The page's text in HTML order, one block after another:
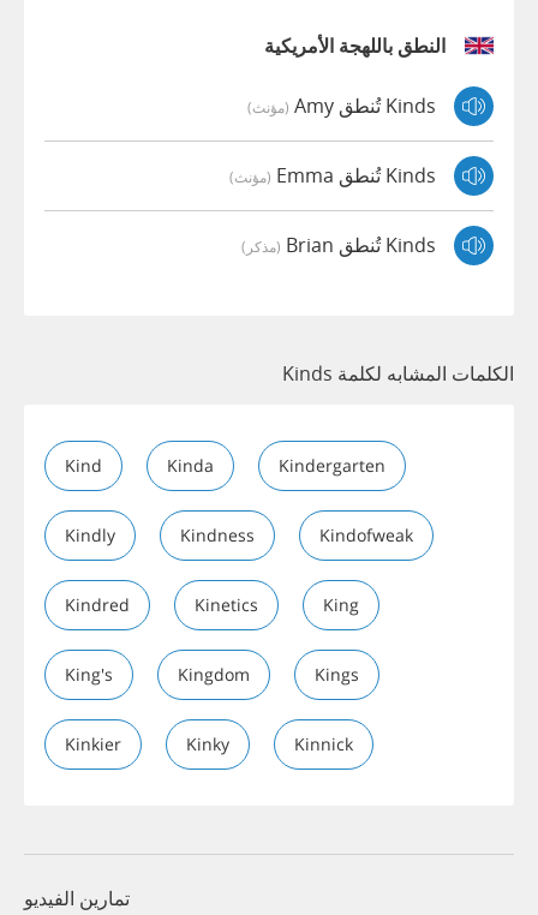
النطق باللهجة الأمريكية
Kinds تُنطق Amy (مؤنث)
Kinds تُنطق Emma (مؤنث)
Kinds تُنطق Brian (مذكر)
الكلمات المشابه لكلمة Kinds
Kind Kinda Kindergarten
Kindly Kindness Kindofweak
Kindred Kinetics King
King's Kingdom Kings
Kinkier Kinky Kinnick
تمارين الفيديو